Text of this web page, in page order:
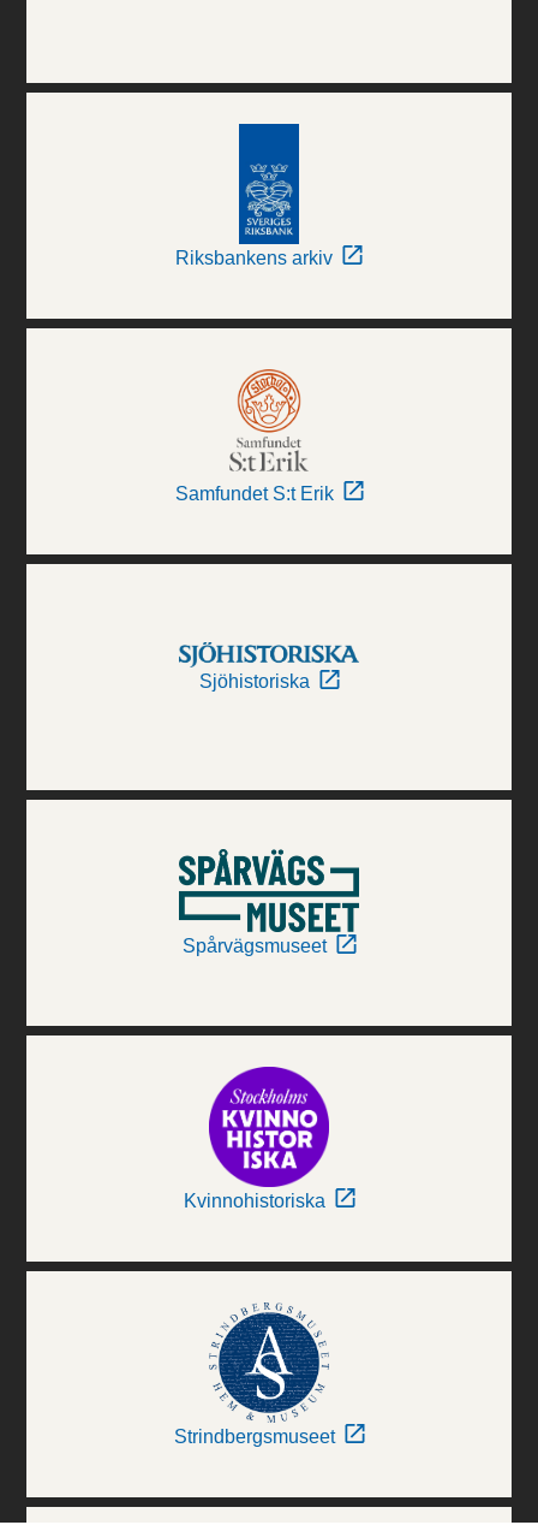
Riksbankens arkiv
Samfundet S:t Erik
Sjöhistoriska
Spårvägsmuseet
Kvinnohistoriska
Strindbergsmuseet